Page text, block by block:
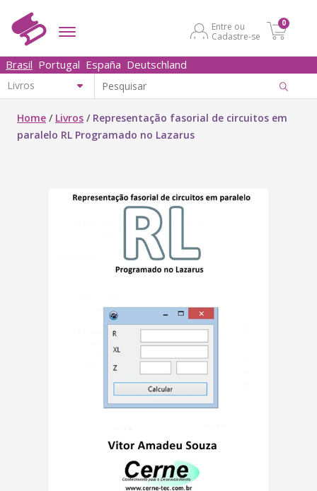
Entre ou
Cadastre-se
0
Brasil Portugal España Deutschland
Home / Livros / Representação fasorial de circuitos em
paralelo RL Programado no Lazarus